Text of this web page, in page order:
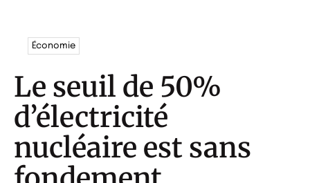
Économie
Le seuil de 50%
d’électricité
nucléaire est sans